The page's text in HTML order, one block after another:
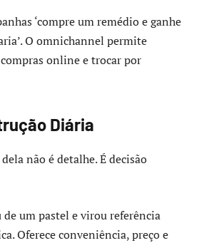
‘compre um remédio e ganhe
O omnichannel permite
online e trocar por
Diária
não é detalhe. É decisão
de um pastel e virou referência
Oferece conveniência, preço e